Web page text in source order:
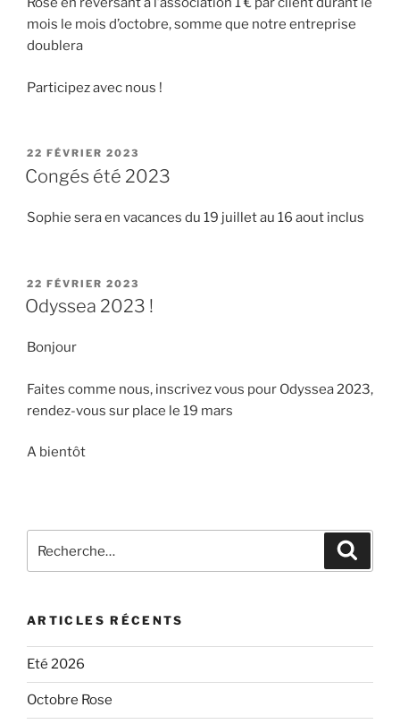
mois le mois d’octobre, somme que notre entreprise
doublera
Participez avec nous !
PUBLIÉ
LE
22 FÉVRIER 2023
Congés été 2023
Sophie sera en vacances du 19 juillet au 16 aout inclus
PUBLIÉ
LE
22 FÉVRIER 2023
Odyssea 2023 !
Bonjour
Faites comme nous, inscrivez vous pour Odyssea 2023,
rendez-vous sur place le 19 mars
A bientôt
pour
ARTICLES RÉCENTS
Eté 2026
Octobre Rose